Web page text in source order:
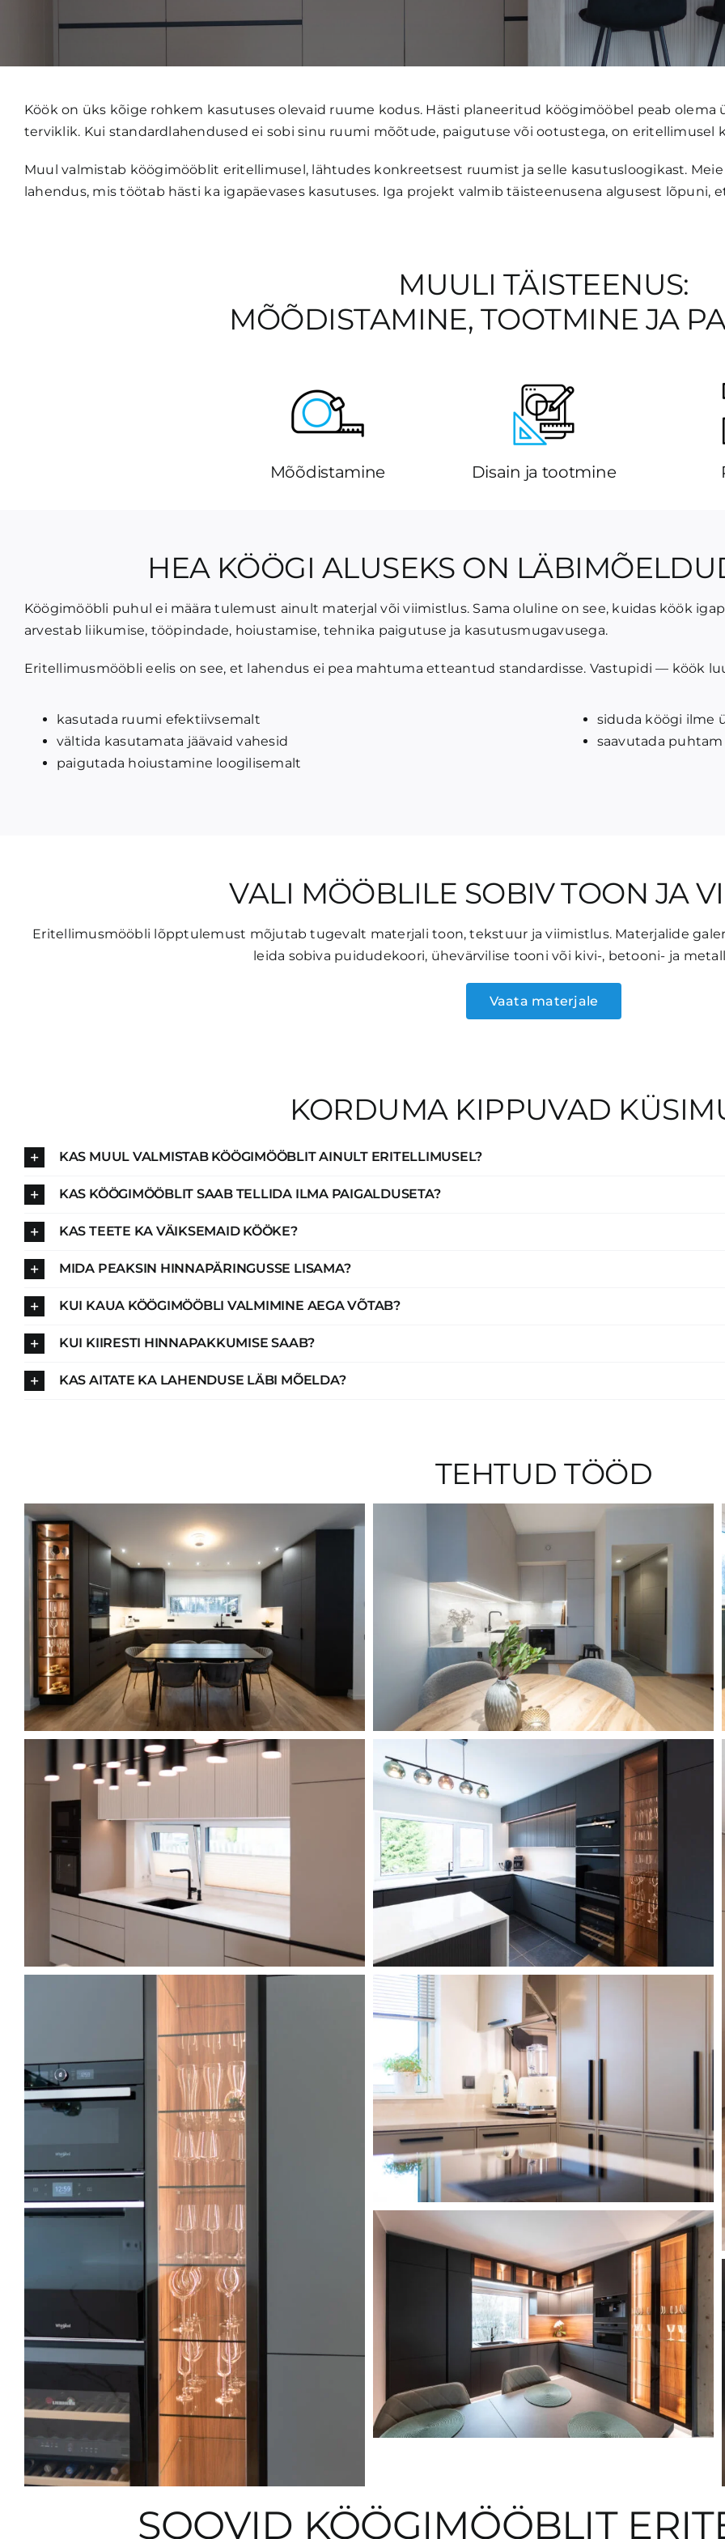
Köök on üks kõige rohkem kasutuses olevaid ruume kodus. Hästi planeeritud köögimööbel peab olema
terviklik. Kui standardlahendused ei sobi sinu ruumi mõõtude, paigutuse või ootustega, on eritellimusel
Muul valmistab köögimööblit eritellimusel, lähtudes konkreetsest ruumist ja selle kasutusloogikast.
lahendus, mis töötab hästi ka igapäevases kasutuses. Iga projekt valmib täisteenusena algusest
MUULI TÄISTEENUS:
MÕÕDISTAMINE, TOOTMINE JA
Mõõdistamine Disain ja tootmine
HEA KÖÖGI ALUSEKS ON
Köögimööbli puhul ei määra tulemust ainult materjal või viimistlus. Sama oluline on see, kuidas köök
arvestab liikumise, tööpindade, hoiustamise, tehnika paigutuse ja kasutusmugavusega.
Eritellimusmööbli eelis on see, et lahendus ei pea mahtuma etteantud standardisse. Vastupidi — köök
kasutada ruumi efektiivsemalt
vältida kasutamata jäävaid vahesid
paigutada hoiustamine loogilisemalt
siduda köögi ilme
saavutada
VALI MÖÖBLILE SOBIV TOON JA
Eritellimusmööbli lõpptulemust mõjutab tugevalt materjali toon, tekstuur ja viimistlus. Materjalide
leida sobiva puidudekoori, ühevärvilise tooni või kivi-, betooni- ja
Vaata materjale
KORDUMA KIPPUVAD
KAS MUUL VALMISTAB KÖÖGIMÖÖBLIT AINULT ERITELLIMUSEL?
KAS KÖÖGIMÖÖBLIT SAAB TELLIDA ILMA PAIGALDUSETA?
KAS TEETE KA VÄIKSEMAID KÖÖKE?
MIDA PEAKSIN HINNAPÄRINGUSSE LISAMA?
KUI KAUA KÖÖGIMÖÖBLI VALMIMINE AEGA VÕTAB?
KUI KIIRESTI HINNAPAKKUMISE SAAB?
KAS AITATE KA LAHENDUSE LÄBI MÕELDA?
TEHTUD TÖÖD
SOOVID KÖÖGIMÖÖBLIT